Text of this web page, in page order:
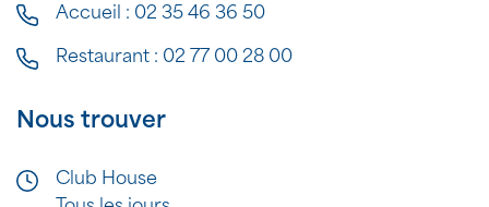
Accueil : 02 35 46 36 50
Restaurant : 02 77 00 28 00
Nous trouver
Club House